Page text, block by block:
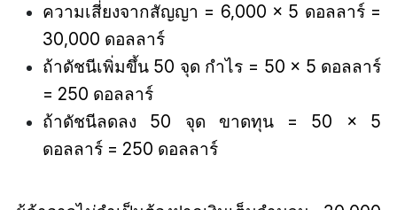
ความเสี่ยงจากสัญญา = 6,000 × 5 ดอลลาร์ =
30,000 ดอลลาร์
ถ้าดัชนีเพิ่มขึ้น 50 จุด กำไร = 50 × 5 ดอลลาร์
= 250 ดอลลาร์
ถ้าดัชนีลดลง 50 จุด ขาดทุน = 50 × 5
ดอลลาร์ = 250 ดอลลาร์